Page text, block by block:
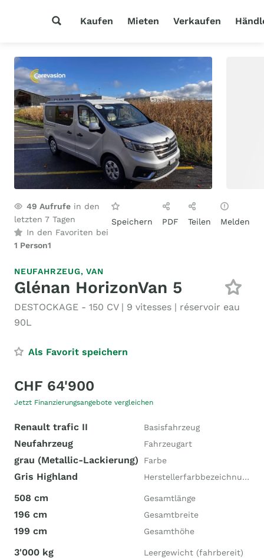
Kaufen Mieten Verkaufen
49 Aufrufe in den
letzten 7 Tagen
In den Favoriten bei
1 Person1
Speichern PDF Teilen Melden
NEUFAHRZEUG,VAN
Glénan HorizonVan 5
DESTOCKAGE - 150 CV | 9 vitesses | réservoir eau
90L
Als Favorit speichern
CHF 64'900
Jetzt Finanzierungsangebote vergleichen
Renault trafic II Basisfahrzeug
Neufahrzeug Fahrzeugart
grau (Metallic-Lackierung) Farbe
Gris Highland Herstellerfarbbezeichnung
508 cm Gesamtlänge
196 cm Gesamtbreite
199 cm Gesamthöhe
3'000 kg Leergewicht (fahrbereit)